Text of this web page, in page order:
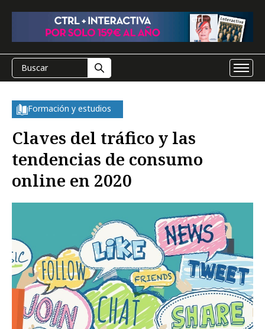
Formación y estudios
Claves del tráfico y las
tendencias de consumo
online en 2020